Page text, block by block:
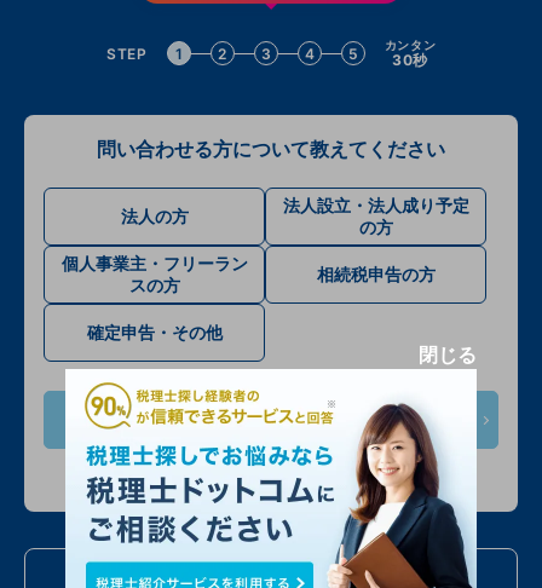
STEP 1 2 3 4 5 カンタン
30秒
問い合わせる方について教えてください
法人の方
法人設立・法人成り予定
の方
個人事業主・フリーラン
スの方
相続税申告の方
確定申告・その他
次へ
入力情報は公開されません
お電話での問い合わせ
閉じる